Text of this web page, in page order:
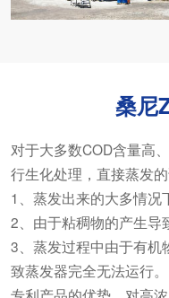
桑尼
对于大多数COD含量高
行生化处理，直接蒸发
1、蒸发出来的大多情况
2、由于粘稠物的产生导
3、蒸发过程中由于有机
致蒸发器完全无法运行